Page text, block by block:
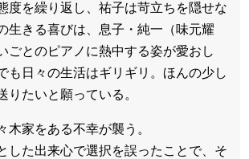
度を繰り返し、祐子は苛立ちを隠せな
生きる喜びは、息子・純一（味元耀
ごとのピアノに熱中する姿が愛おし
も日々の生活はギリギリ。ほんの少し
りたいと願っている。
木家をある不幸が襲う。
した出来心で選択を誤ったことで、そ